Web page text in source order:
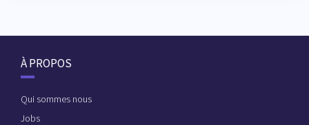
À PROPOS
Qui sommes nous
Jobs